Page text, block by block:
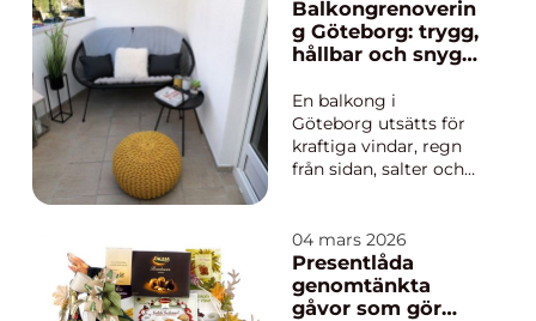
standardmöbler sällan
utnyttjar utrymmet
fullt ut. Genom att
fram skräddarsydda
lös...
Balkongrenoverin
g Göteborg: trygg,
hållbar och snygg
västkustklimat
En balkong i
Göteborg utsätts för
kraftiga vindar, regn
från sidan, salter och
. Utan regelbundet
underhåll börjar
betong spricka,
ståldelar rosta och
04 mars 2026
Presentlåda
genomtänkta
gåvor som gör